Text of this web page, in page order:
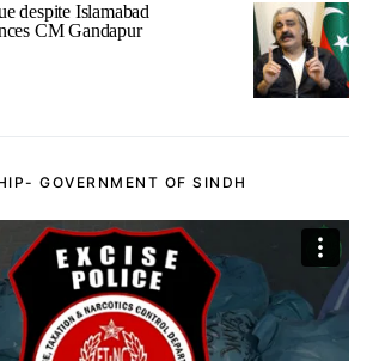
despite Islamabad
CM Gandapur
GOVERNMENT OF SINDH